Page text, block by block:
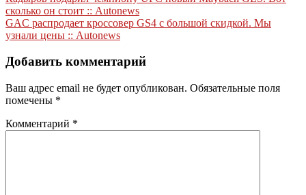
по
записям
сколько он стоит :: Autonews
GAC распродает кроссовер GS4 c большой скидкой. Мы
узнали цены :: Autonews
Добавить комментарий
Ваш адрес email не будет опубликован. Обязательные поля
помечены *
Комментарий *